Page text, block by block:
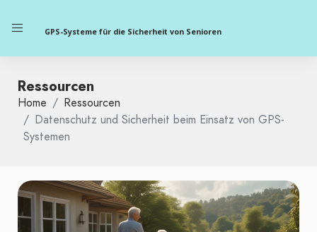
GPS-Systeme für die Sicherheit von Senioren
Ressourcen
Home
Ressourcen
Datenschutz und Sicherheit beim Einsatz von GPS-
Systemen